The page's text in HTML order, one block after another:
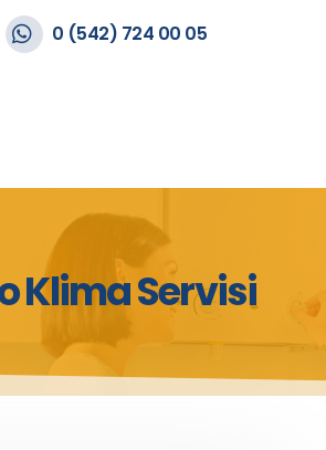
0 (542) 724 00 05
Klima Servisi